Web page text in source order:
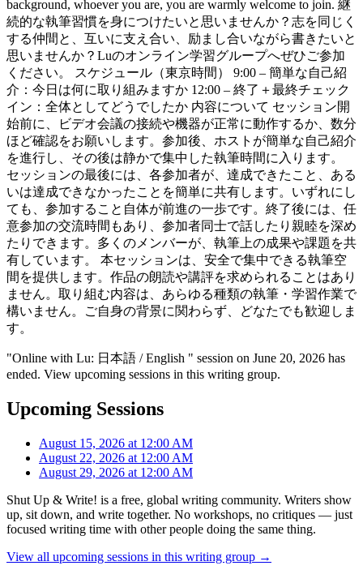
background, whoever you are, you are warmly welcome to join. 継
続的な執筆習慣を身につけたいと思いませんか？志を同じく
する仲間と、互いに支え合い、励まし合いながら書きたいと
思いませんか？Luのオンライン学習グループへぜひご参加
ください。 スケジュール（東京時間） 9:00 – 簡単な自己紹
介：今日は何に取り組みますか 12:00 – 終了＋最終チェック
イン：全体としてどうでしたか 内容について セッション開
始前に、ビデオ会議の接続や機器が正常に動作するか、数分
ほど確認をお願いします。参加後、ホストが簡単な自己紹介
を進行し、その後は静かで集中した執筆時間に入ります。
セッションの最後には、各参加者が、達成できたこと、ある
いは達成できなかったことを簡単に共有します。いずれにし
ても、参加すること自体が前進の一歩です。終了後には、任
意参加の交流時間もあり、参加者同士で話したり親睦を深め
たりできます。多くのメンバーが、執筆上の成果や課題を共
有しています。 本セッションは、安全で集中できる執筆空
間を提供します。作品の朗読や講評を求められることはあり
ません。取り組む内容は、あらゆる種類の執筆・学習作業で
構いません。ご自身の背景に関わらず、どなたでも歓迎しま
す。
"Online with Lu: 日本語 / English " session on June 20, 2026 has
ended. View upcoming sessions in this writing group.
Upcoming Sessions
August 15, 2026 at 12:00 AM
August 22, 2026 at 12:00 AM
August 29, 2026 at 12:00 AM
Shut Up & Write! is a free, global writing community. Writers show
up, sit down, and write together. No workshops, no critiques — just
focused writing time with other people doing the same thing.
View all upcoming sessions in this writing group →